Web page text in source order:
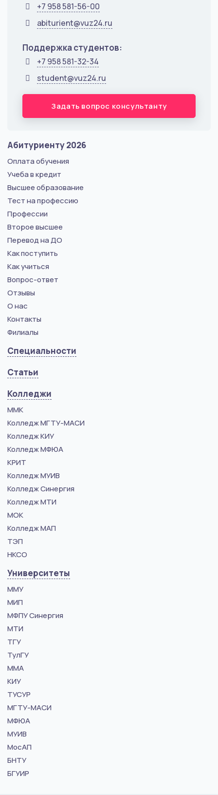
+7 958 581-56-00
abiturient@vuz24.ru
Поддержка студентов:
+7 958 581-32-34
student@vuz24.ru
Задать вопрос консультанту
Абитуриенту 2026
Оплата обучения
Учеба в кредит
Высшее образование
Тест на профессию
Профессии
Второе высшее
Перевод на ДО
Как поступить
Как учиться
Вопрос-ответ
Отзывы
О нас
Контакты
Филиалы
Специальности
Статьи
Колледжи
ММК
Колледж МГТУ-МАСИ
Колледж КИУ
Колледж МФЮА
КРИТ
Колледж МУИВ
Колледж Синергия
Колледж МТИ
МОК
Колледж МАП
ТЭП
НКСО
Университеты
ММУ
МИП
МФПУ Синергия
МТИ
ТГУ
ТулГУ
ММА
КИУ
ТУСУР
МГТУ-МАСИ
МФЮА
МУИВ
МосАП
БНТУ
БГУИР